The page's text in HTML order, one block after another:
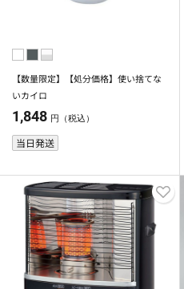
【数量限定】【処分価格】使い捨てな
いカイロ
1,848 円（税込）
当日発送